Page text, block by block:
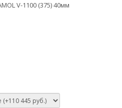
V-1100 (375) 40мм